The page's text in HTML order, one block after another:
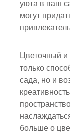
уюта в ваш
могут
Цветочный
только
сада, но и
больше о